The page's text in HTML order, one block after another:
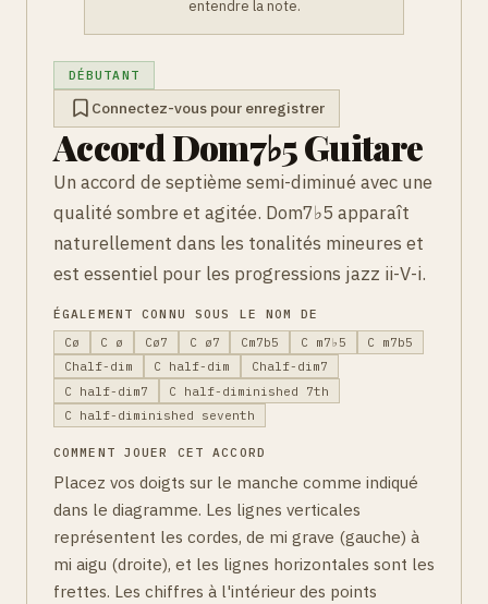
entendre la note.
DÉBUTANT
Connectez-vous pour enregistrer
Accord Dom7♭5 Guitare
Un accord de septième semi-diminué avec une
qualité sombre et agitée. Dom7♭5 apparaît
naturellement dans les tonalités mineures et
est essentiel pour les progressions jazz ii-V-i.
ÉGALEMENT CONNU SOUS LE NOM DE
Cø
C ø Cø7 C ø7 Cm7b5 C m7♭5
C m7b5
Chalf-dim
C half-dim
Chalf-dim7
C half-dim7
C half-diminished 7th
C half-diminished seventh
COMMENT JOUER CET ACCORD
Placez vos doigts sur le manche comme indiqué
dans le diagramme. Les lignes verticales
représentent les cordes, de mi grave (gauche) à
mi aigu (droite), et les lignes horizontales sont les
frettes. Les chiffres à l'intérieur des points